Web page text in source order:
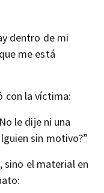
dentro de mi
me está
con la víctima:
le dije ni una
sin motivo?”
sino el material en